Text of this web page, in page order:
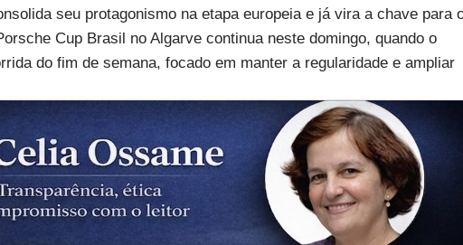
seu protagonismo na etapa europeia e já vira a chave para
Cup Brasil no Algarve continua neste domingo, quando o
do fim de semana, focado em manter a regularidade e ampliar